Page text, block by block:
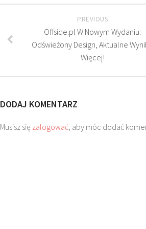
PREVIOUS
Offside.pl W Nowym Wydaniu:
Odświeżony Design, Aktualne
Więcej!
DODAJ KOMENTARZ
Musisz się zalogować, aby móc dodać